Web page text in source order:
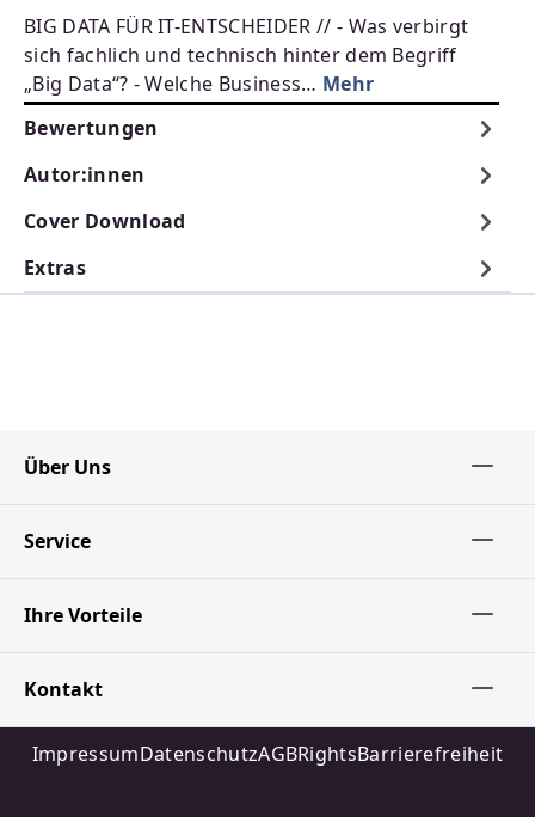
BIG DATA FÜR IT-ENTSCHEIDER // - Was verbirgt
sich fachlich und technisch hinter dem Begriff
„Big Data“? - Welche Business… Mehr
Bewertungen
Autor:innen
Cover Download
Extras
Über Uns
Service
Ihre Vorteile
Kontakt
ImpressumDatenschutzAGBRightsBarrierefreiheit